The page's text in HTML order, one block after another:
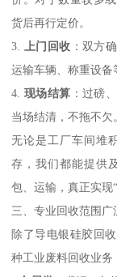
货后再行定价。
3. 上门回收 ：双方
运输车辆、称重设备
4. 现场结算 ：过磅
当场结清，不拖不欠
无论是工厂车间堆
存，我们都能提供
包、运输，真正实现
三、专业回收范围广
除了导电银硅胶回
种工业废料回收业务